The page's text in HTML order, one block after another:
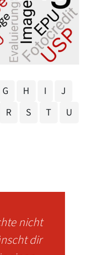
G H I
J
R S T
U
nicht
dir